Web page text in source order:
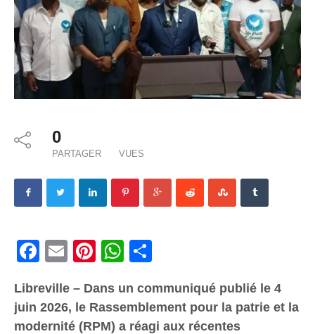
0
PARTAGER VUES
Facebook
Email PinterestWhatsApp
Libreville – Dans un communiqué publié le 4
juin 2026, le Rassemblement pour la patrie et la
modernité (RPM) a réagi aux récentes